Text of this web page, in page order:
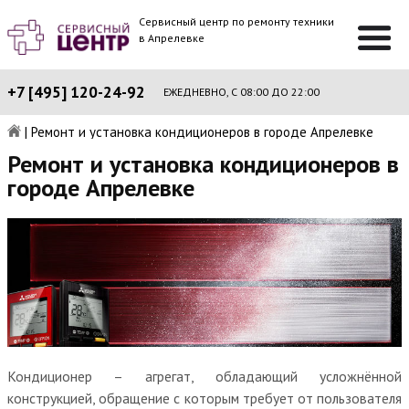
Сервисный центр по ремонту техники
в Апрелевке
+7 [495] 120-24-92 ЕЖЕДНЕВНО, С 08:00 ДО 22:00
| Ремонт и установка кондиционеров в городе Апрелевке
Ремонт и установка кондиционеров в
городе Апрелевке
Кондиционер – агрегат, обладающий усложнённой
конструкцией, обращение с которым требует от пользователя